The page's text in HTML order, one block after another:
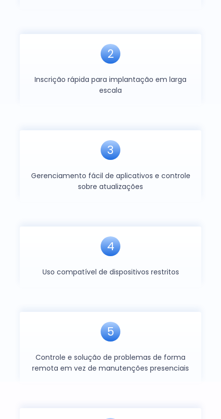
2
Inscrição rápida para implantação em larga
escala
3
Gerenciamento fácil de aplicativos e controle
sobre atualizações
4
Uso compatível de dispositivos restritos
5
Controle e solução de problemas de forma
remota em vez de manutenções presenciais